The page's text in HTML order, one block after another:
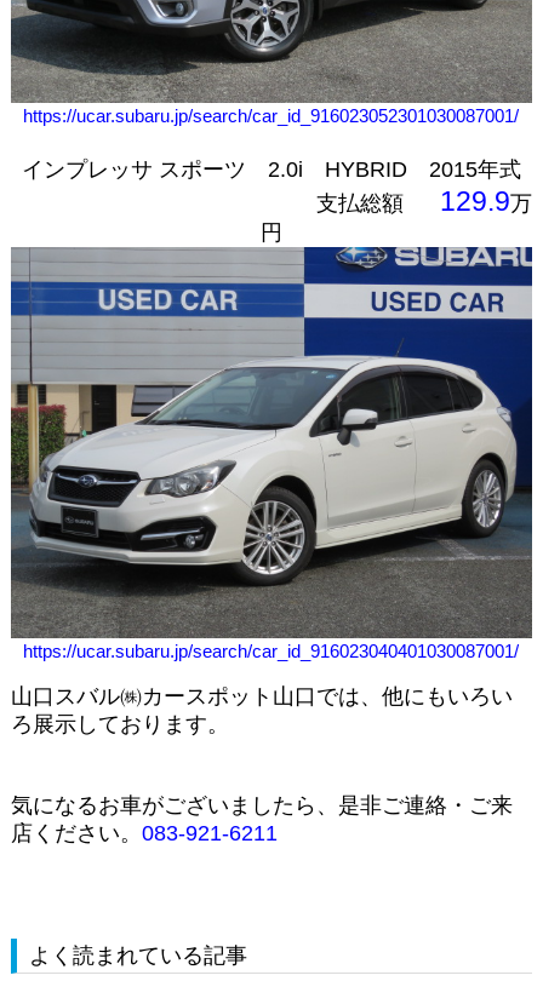
https://ucar.subaru.jp/search/car_id_916023052301030087001/
インプレッサ スポーツ 2.0i HYBRID 2015年式
支払総額
129.9万
円
https://ucar.subaru.jp/search/car_id_916023040401030087001/
山口スバル㈱カースポット山口では、他にもいろい
ろ展示しております。
気になるお車がございましたら、是非ご連絡・ご来
店ください。 083-921-6211
よく読まれている記事